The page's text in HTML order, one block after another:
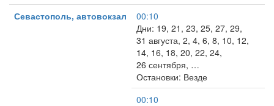
Севастополь, автовокзал
00:10
Дни: 19, 21, 23, 25, 27, 29,
31 августа, 2, 4, 6, 8, 10, 12,
14, 16, 18, 20, 22, 24,
26 сентября, …
Остановки: Везде
00:10